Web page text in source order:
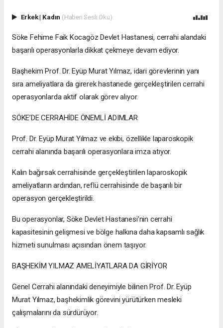
Erkek| Kadın (Haberi Sesli Oku)
Söke Fehime Faik Kocagöz Devlet Hastanesi, cerrahi alandaki
başarılı operasyonlarla dikkat çekmeye devam ediyor.
Başhekim Prof. Dr. Eyüp Murat Yılmaz, idari görevlerinin yanı
sıra ameliyatlara da girerek hastanede gerçekleştirilen cerrahi
operasyonlarda aktif olarak görev alıyor.
SÖKE’DE CERRAHİDE ÖNEMLİ ADIMLAR
Prof. Dr. Eyüp Murat Yılmaz ve ekibi, özellikle laparoskopik
cerrahi alanında başarılı operasyonlara imza atıyor.
Kalın bağırsak cerrahisinde gerçekleştirilen laparoskopik
ameliyatların ardından, reflü cerrahisinde de başarılı bir
operasyon gerçekleştirildi.
Bu operasyonlar, Söke Devlet Hastanesi’nin cerrahi
kapasitesinin gelişmesi ve bölge halkına daha kapsamlı sağlık
hizmeti sunulması açısından önem taşıyor.
BAŞHEKİM YILMAZ AMELİYATLARA DA GİRİYOR
Genel Cerrahi alanındaki deneyimiyle bilinen Prof. Dr. Eyüp
Murat Yılmaz, başhekimlik görevini yürütürken mesleki
çalışmalarını da sürdürüyor.